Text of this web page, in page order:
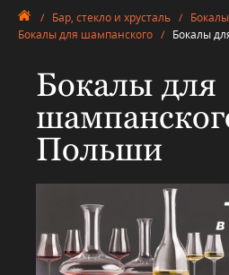
/ Бар, стекло и хрусталь /
Бокалы для шампанского / Бокалы
Бокалы для
Польши